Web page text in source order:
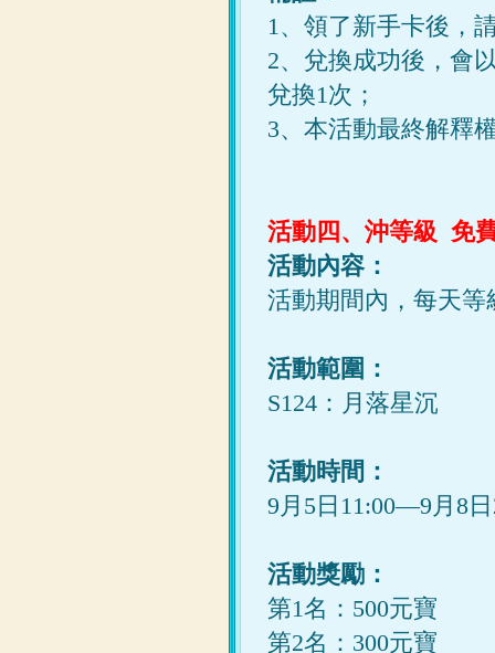
1、領了新手卡後，
2、兌換成功後，會
兌換1次；
3、本活動最終解釋
活動四、沖等級 免
活動內容：
活動期間內，每天
活動範圍：
S124：月落星沉
活動時間：
9月5日11:00—9月8日
活動獎勵：
第1名：500元寶
第2名：300元寶